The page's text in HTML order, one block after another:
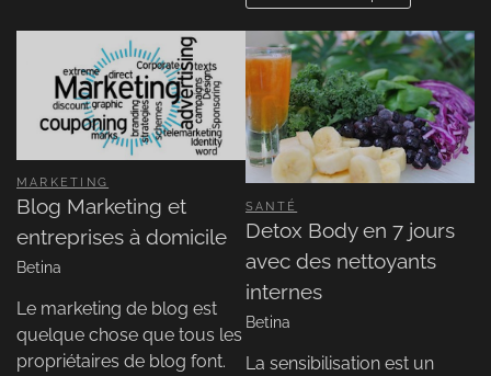
MARKETING
Blog Marketing et
entreprises à domicile
Betina
Le marketing de blog est
quelque chose que tous les
propriétaires de blog font.
SANTÉ
Detox Body en 7 jours
avec des nettoyants
internes
Betina
La sensibilisation est un